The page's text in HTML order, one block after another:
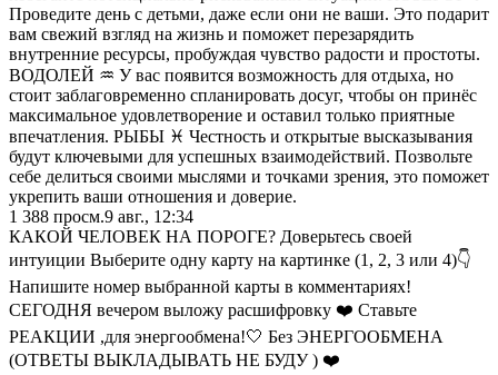
Проведите день с детьми, даже если они не ваши. Это подарит
вам свежий взгляд на жизнь и поможет перезарядить
внутренние ресурсы, пробуждая чувство радости и простоты.
ВОДОЛЕЙ ♒️ У вас появится возможность для отдыха, но
стоит заблаговременно спланировать досуг, чтобы он принёс
максимальное удовлетворение и оставил только приятные
впечатления. РЫБЫ ♓️ Честность и открытые высказывания
будут ключевыми для успешных взаимодействий. Позвольте
себе делиться своими мыслями и точками зрения, это поможет
укрепить ваши отношения и доверие.
1 388 просм.9 авг., 12:34
КАКОЙ ЧЕЛОВЕК НА ПОРОГЕ? Доверьтесь своей
интуиции Выберите одну карту на картинке (1, 2, 3 или 4)👇
Напишите номер выбранной карты в комментариях!
СЕГОДНЯ вечером выложу расшифровку ❤️ Ставьте
РЕАКЦИИ ,для энергообмена!🤍 Без ЭНЕРГООБМЕНА
(ОТВЕТЫ ВЫКЛАДЫВАТЬ НЕ БУДУ ) ❤️